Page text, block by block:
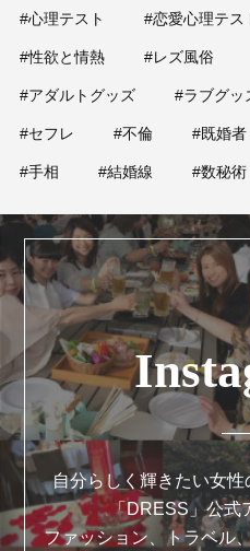
#心理テスト #恋愛心理テス
#性欲と情熱 #レズ風俗
#アダルトグッズ #ラブグッ
#セフレ #不倫 #既婚者
#手相 #結婚線 #数秘術
自分らしく輝きたい女
「DRESS」公式
ファッション、トラベル